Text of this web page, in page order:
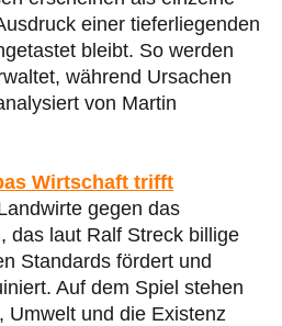
einer tieferliegenden
bleibt. So werden
während Ursachen
von Martin
Wirtschaft trifft
gegen das
das laut Ralf Streck billige
Standards fördert und
Auf dem Spiel stehen
Umwelt und die Existenz